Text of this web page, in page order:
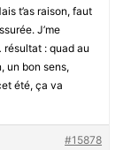
t’as raison, faut
J’me
résultat : quad au
un bon sens,
été, ça va
#15878